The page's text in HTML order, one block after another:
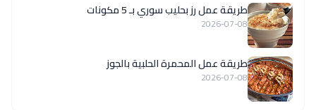
طريقة عمل رز بحليب سوري بـ 5 مكونات
2026-07-08
طريقة عمل المحمرة الحلبية بالجوز
2026-07-08